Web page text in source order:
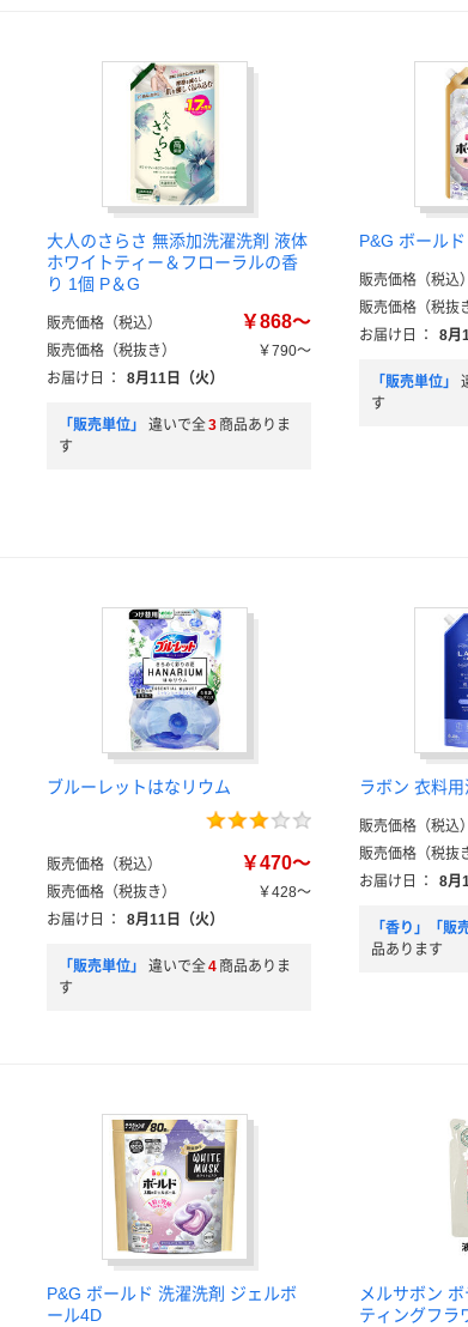
大人のさらさ 無添加洗濯洗剤 液体
ホワイトティー＆フローラルの香
り 1個 P＆G
販売価格（税込） ￥868～
販売価格（税抜き）
￥790～
お届け日
： 8月11日（火）
「販売単位」 違いで全3 商品ありま
す
P&G ボール
販売価格（税込）
販売価格（税抜
お届け日
： 8月
「販売単位」
す
ブルーレットはなリウム
販売価格（税込） ￥470～
販売価格（税抜き）
￥428～
お届け日
： 8月11日（火）
「販売単位」 違いで全4 商品ありま
す
ラボン 衣料
販売価格（税込）
販売価格（税抜
お届け日
： 8月
「香り」「販
品あります
P&G ボールド 洗濯洗剤 ジェルボ
ール4D
メルサボン
ティングフラ